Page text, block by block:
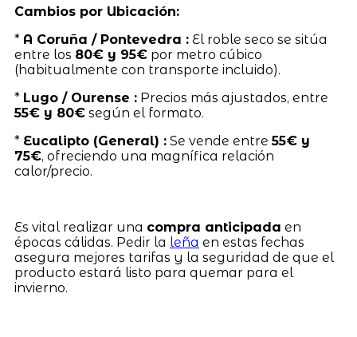
Cambios por Ubicación:
* A Coruña / Pontevedra :El roble seco se sitúa
entre los 80€ y 95€por metro cúbico
(habitualmente con transporte incluido).
* Lugo / Ourense :Precios más ajustados, entre
55€ y 80€según el formato.
* Eucalipto (General) :Se vende entre55€ y
75€, ofreciendo una magnífica relación
calor/precio.
Es vital realizar una compra anticipada en
épocas cálidas. Pedir la leña en estas fechas
asegura mejores tarifas y la seguridad de que el
producto estará listo para quemar para el
invierno.